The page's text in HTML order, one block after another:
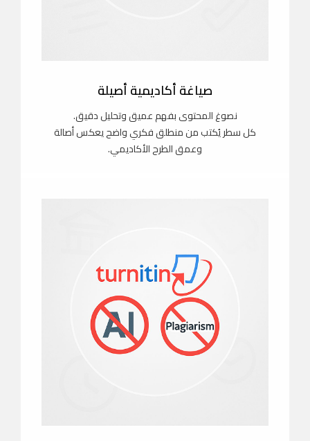
صياغة أكاديمية أصيلة
نصوغ المحتوى بفهم عميق وتحليل دقيق.
كل سطر يُكتب من منطلق فكري واضح يعكس أصالة
وعمق الطرح الأكاديمي.